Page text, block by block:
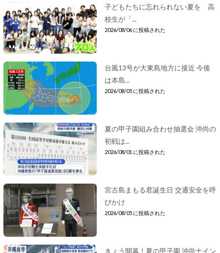
子どもたちに忘れられない夏を 高
校生が「...
2026/08/06 に投稿された
台風13号が大東島地方に接近 今後
は本島...
2026/08/05 に投稿された
夏の甲子園組み合わせ抽選会 沖尚の
初戦は...
2026/08/01 に投稿された
宮古島まもる君誕生日 交通安全を呼
びかけ
2026/08/05 に投稿された
きょう開幕！夏の甲子園 沖尚ナイン